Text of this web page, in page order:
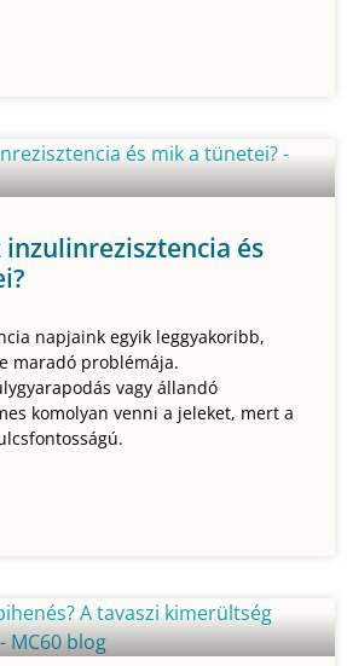
és
napjaink egyik leggyakoribb,
maradó problémája.
vagy állandó
komolyan venni a jeleket, mert a